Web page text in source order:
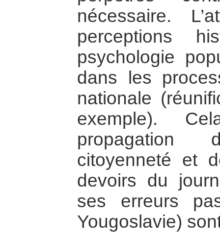
nécessaire.
perceptions
psychologie
dans les
nationale
exemple).
citoyenneté et
devoirs du
ses erreurs
Yougoslavie)